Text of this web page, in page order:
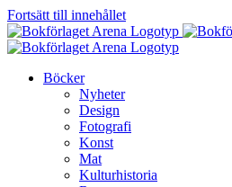
Fortsätt till innehållet
Böcker
Nyheter
Design
Fotografi
Konst
Mat
Kulturhistoria